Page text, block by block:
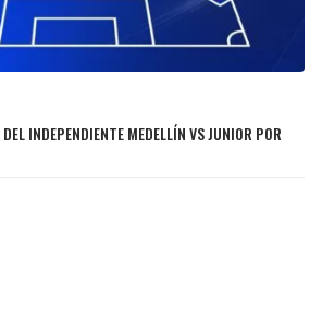
INDEPENDIENTE MEDELLÍN VS JUNIOR POR